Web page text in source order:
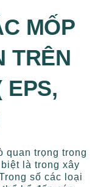
MỐP
TRÊN
EPS,
quan trọng trong
là trong xây
số các loại